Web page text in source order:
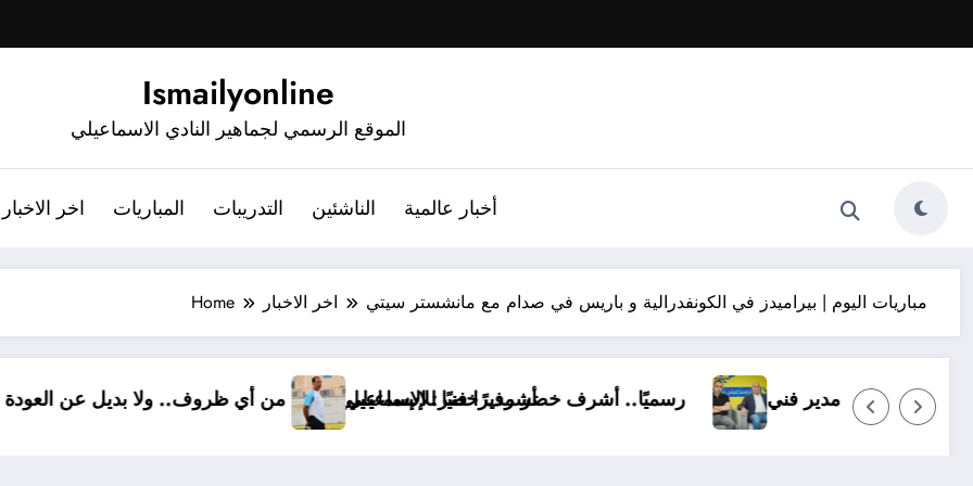
Ismailyonline
الموقع الرسمي لجماهير النادي الاسماعيلي
اخر الاخبار المباريات التدريبات الناشئين أخبار عالمية
Home اخر الاخبار مباريات اليوم | بيراميدز في الكونفدرالية و باريس في صدام مع مانشستر سيتي
أشرف خضر: الإسماعيلي أقوى من أي ظروف..
رسميًا.. أشرف خضر مديرًا فنيًا للإسماعيلي بـ14 ناشئًا وبدون مدير فني